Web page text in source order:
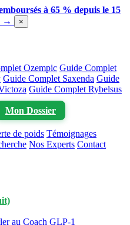
à 65 % depuis le 15
→ ×
Ozempic Guide Complet
Guide Complet Saxenda Guide
Guide Complet Rybelsus
Mon Dossier
de poids Témoignages
Nos Experts Contact
au Coach GLP-1